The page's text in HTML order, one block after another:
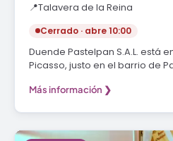
📍Talavera de la Reina
Cerrado · abre 10:00
Duende Pastelpan S.A.L. está
Picasso, justo en el barrio de
Más información ❯